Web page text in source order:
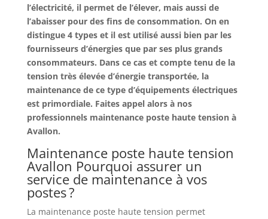
l’électricité, il permet de l’élever, mais aussi de
l’abaisser pour des fins de consommation. On en
distingue 4 types et il est utilisé aussi bien par les
fournisseurs d’énergies que par ses plus grands
consommateurs. Dans ce cas et compte tenu de la
tension très élevée d’énergie transportée, la
maintenance de ce type d’équipements électriques
est primordiale. Faites appel alors à nos
professionnels maintenance poste haute tension à
Avallon.
Maintenance poste haute tension
Avallon Pourquoi assurer un
service de maintenance à vos
postes ?
La maintenance poste haute tension permet